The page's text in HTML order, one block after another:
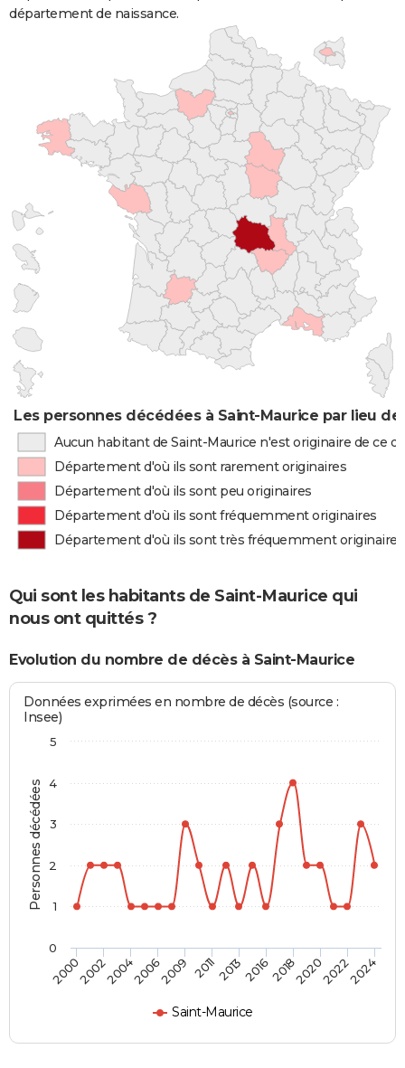
département de naissance.
Les personnes décédées à Saint-Maurice par lieu de
Aucun habitant de Saint-Maurice n'est originaire de ce
Département d'où ils sont rarement originaires
Département d'où ils sont peu originaires
Département d'où ils sont fréquemment originaires
Département d'où ils sont très fréquemment originaires
Qui sont les habitants de Saint-Maurice qui
nous ont quittés ?
Evolution du nombre de décès à Saint-Maurice
Personnes décédées
Données exprimées en nombre de décès (source :
Insee)
Saint-Maurice
20002002200420062009 2011201320162018202020222024
0
1
2
3
4
5